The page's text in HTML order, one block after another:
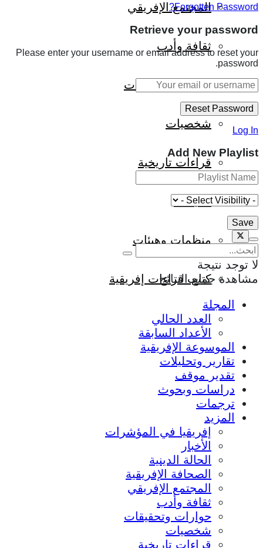
المجتمع الإفريقي
ثقافة وأدب
حوارات وتحقيقات
شخصيات
قراءات تاريخية
متابعات
منظمات وهيئات
كتاب قراءات إفريقية
Forgotten Password?
Retrieve your password
Please enter your username or email address to reset your
password.
Log In
Add New Playlist
لا توجد نتيجة
مشاهدة جميع النتائج
المجلة
العدد الحالي
الأعداد السابقة
الموسوعة الإفريقية
تقارير وتحليلات
تقدير موقف
دراسات وبحوث
ترجمات
المزيد
إفريقيا في المؤشرات
الأخبار
الحالة الدينية
الصحافة الإفريقية
المجتمع الإفريقي
ثقافة وأدب
حوارات وتحقيقات
شخصيات
قراءات تاريخية